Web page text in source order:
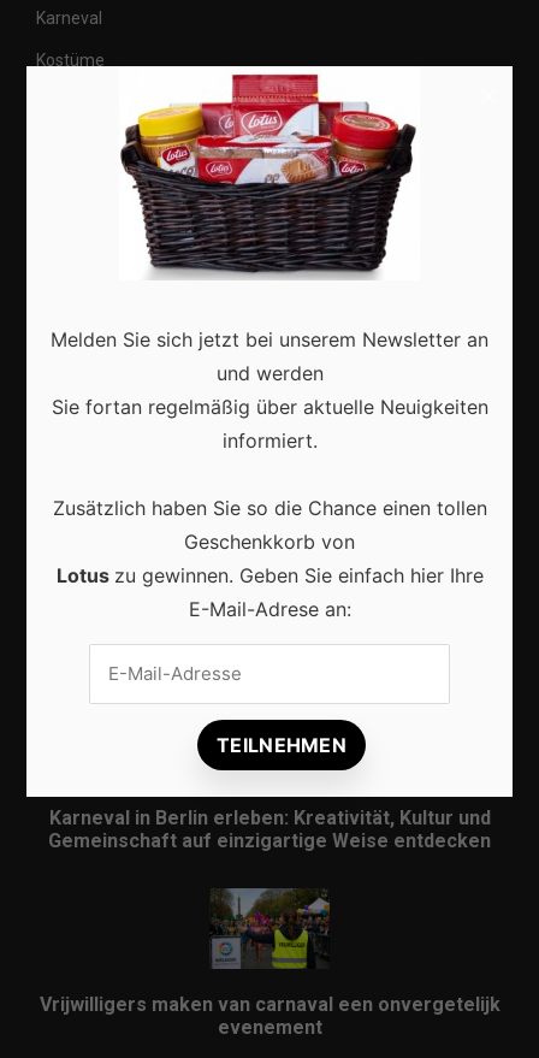
Karneval
Kostüme
Karneval in Berlin: So wird die Hauptstadt zur
Karneval in Berlin erleben: Kreativität, Kultur und
Gemeinschaft auf einzigartige Weise entdecken
Vrijwilligers maken van carnaval een onvergetelijk
evenement
Melden Sie sich jetzt bei unserem Newsletter an
und werden
Sie fortan regelmäßig über aktuelle Neuigkeiten
informiert.
Zusätzlich haben Sie so die Chance einen tollen
Geschenkkorb von
Lotus zu gewinnen. Geben Sie einfach hier Ihre
E-Mail-Adrese an: